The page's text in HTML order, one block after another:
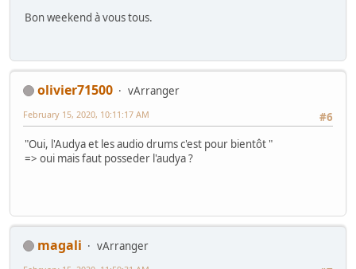
Bon weekend à vous tous.
olivier71500
vArranger
#6
February 15, 2020, 10:11:17 AM
"Oui, l'Audya et les audio drums c'est pour bientôt "
=> oui mais faut posseder l'audya ?
magali
vArranger